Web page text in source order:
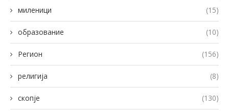
миленици (15)
образование (10)
Регион (156)
религија (8)
скопје (130)